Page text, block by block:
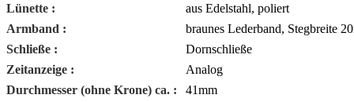
Lünette :
aus Edelstahl, poliert
Armband :
braunes Lederband, Stegbreite
Schließe :
Dornschließe
Zeitanzeige :
Analog
Durchmesser (ohne Krone) ca. :
41mm